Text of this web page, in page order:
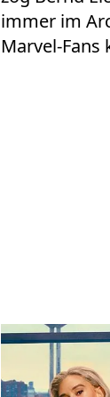
immer im
Marvel-Fans